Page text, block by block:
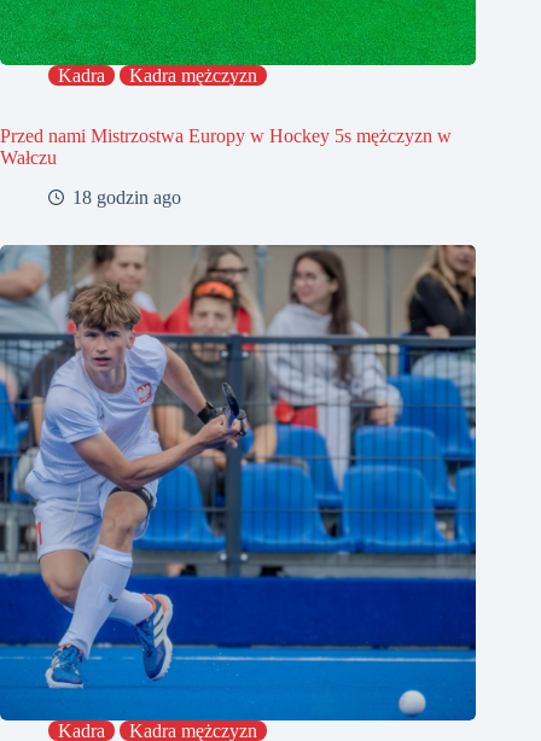
Kadra Kadra mężczyzn
Przed nami Mistrzostwa Europy w Hockey 5s mężczyzn w
Wałczu
18 godzin ago
Kadra Kadra mężczyzn